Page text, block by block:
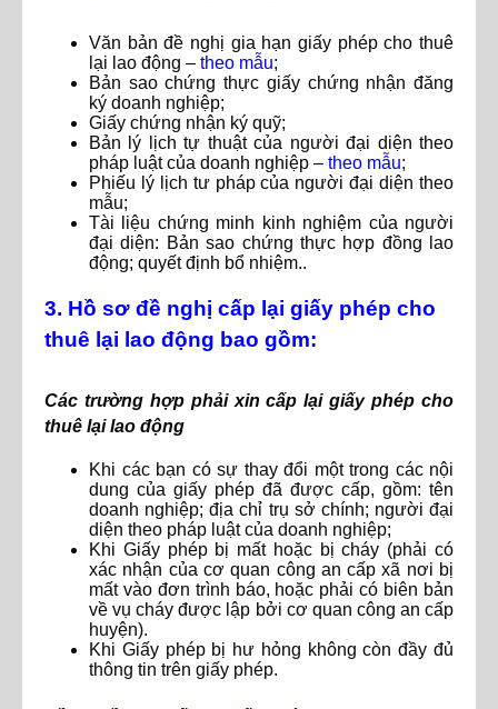
Văn bản đề nghị gia hạn giấy phép cho thuê
lại lao động – theo mẫu;
Bản sao chứng thực giấy chứng nhận đăng
ký doanh nghiệp;
Giấy chứng nhận ký quỹ;
Bản lý lịch tự thuật của người đại diện theo
pháp luật của doanh nghiệp – theo mẫu;
Phiếu lý lịch tư pháp của người đại diện theo
mẫu;
Tài liệu chứng minh kinh nghiệm của người
đại diện: Bản sao chứng thực hợp đồng lao
động; quyết định bổ nhiệm..
3. Hồ sơ đề nghị cấp lại giấy phép cho
thuê lại lao động bao gồm:
Các trường hợp phải xin cấp lại giấy phép cho
thuê lại lao động
Khi các bạn có sự thay đổi một trong các nội
dung của giấy phép đã được cấp, gồm: tên
doanh nghiệp; địa chỉ trụ sở chính; người đại
diện theo pháp luật của doanh nghiệp;
Khi Giấy phép bị mất hoặc bị cháy (phải có
xác nhận của cơ quan công an cấp xã nơi bị
mất vào đơn trình báo, hoặc phải có biên bản
về vụ cháy được lập bởi cơ quan công an cấp
huyện).
Khi Giấy phép bị hư hỏng không còn đầy đủ
thông tin trên giấy phép.